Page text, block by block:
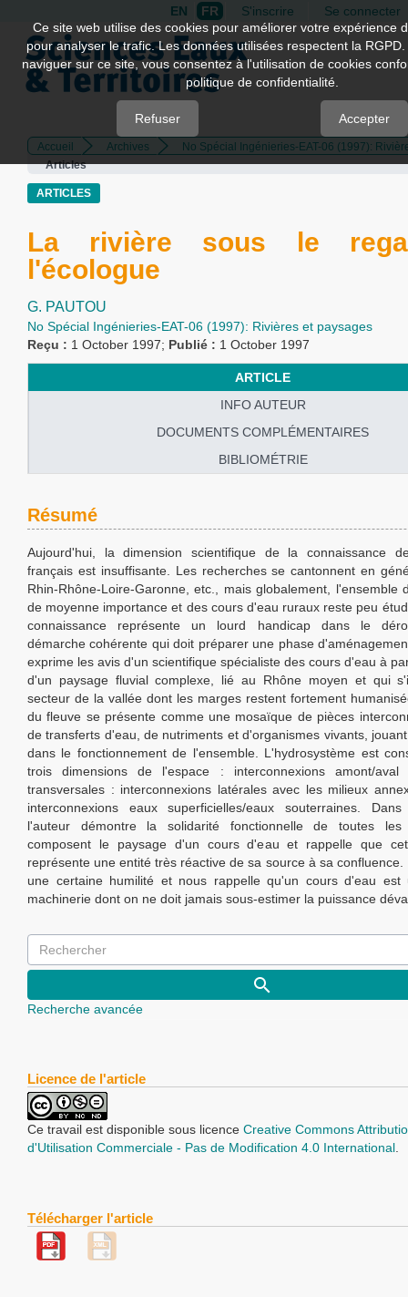
Quick
jump
page
Main
Navigation
Main
EN FR S'inscrire Se connecter
Accueil Archives
No Spécial Ingénieries-EAT-06 (1997):
Articles
ARTICLES
La rivière sous le
l'écologue
G. PAUTOU
No Spécial Ingénieries-EAT-06 (1997): Rivières et paysages
Reçu : 1 October 1997; Publié : 1 October 1997
ARTICLE
INFO AUTEUR
DOCUMENTS COMPLÉMENTAIRES
BIBLIOMÉTRIE
Résumé
Aujourd'hui, la dimension scientifique de la connaissance
français est insuffisante. Les recherches se cantonnent en
Rhin-Rhône-Loire-Garonne, etc., mais globalement, l'ensemble
de moyenne importance et des cours d'eau ruraux reste peu
connaissance représente un lourd handicap dans le
démarche cohérente qui doit préparer une phase
exprime les avis d'un scientifique spécialiste des cours d'eau à
d'un paysage fluvial complexe, lié au Rhône moyen et qui
secteur de la vallée dont les marges restent fortement
du fleuve se présente comme une mosaïque de pièces
de transferts d'eau, de nutriments et d'organismes vivants,
dans le fonctionnement de l'ensemble. L'hydrosystème est
trois dimensions de l'espace : interconnexions amont/aval
transversales : interconnexions latérales avec les milieux
interconnexions eaux superficielles/eaux souterraines.
l'auteur démontre la solidarité fonctionnelle de toutes les
composent le paysage d'un cours d'eau et rappelle que cet
représente une entité très réactive de sa source à sa confluence.
une certaine humilité et nous rappelle qu'un cours d'eau est
machinerie dont on ne doit jamais sous-estimer la puissance
Recherche avancée
Licence de l'article
Ce travail est disponible sous licence Creative Commons
d'Utilisation Commerciale - Pas de Modification 4.0 International.
Télécharger l'article
Ce site web utilise des cookies pour améliorer votre expérience
pour analyser le trafic. Les données utilisées respectent la
naviguer sur ce site, vous consentez à l'utilisation de cookies
politique de confidentialité.
Refuser Accepter